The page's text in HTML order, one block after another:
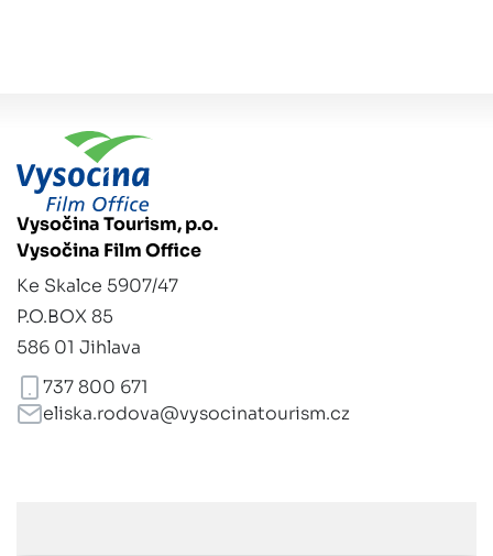
Vysočina Tourism, p.o.
Vysočina Film Office
737 800 671
eliska.rodova@vysocinatourism.cz
Ke Skalce 5907/47
P.O.BOX 85
586 01 Jihlava